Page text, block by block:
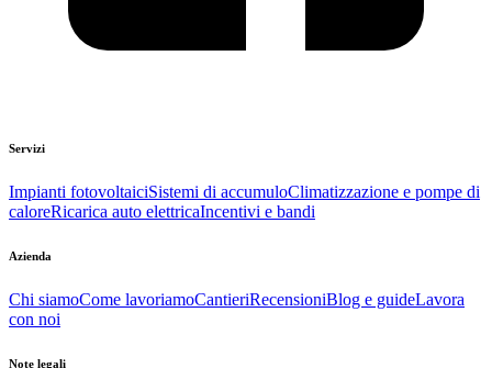
Servizi
Impianti fotovoltaiciSistemi di accumuloClimatizzazione e pompe di
caloreRicarica auto elettricaIncentivi e bandi
Azienda
Chi siamoCome lavoriamoCantieriRecensioniBlog e guideLavora
con noi
Note legali